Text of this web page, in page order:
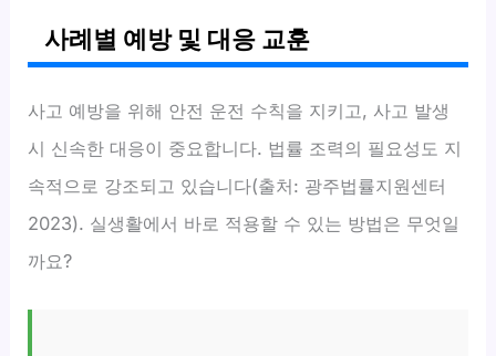
사례별 예방 및 대응 교훈
사고 예방을 위해 안전 운전 수칙을 지키고, 사고 발생
시 신속한 대응이 중요합니다. 법률 조력의 필요성도 지
속적으로 강조되고 있습니다(출처: 광주법률지원센터
2023). 실생활에서 바로 적용할 수 있는 방법은 무엇일
까요?